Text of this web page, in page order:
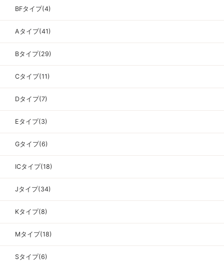
BFタイプ(4)
Aタイプ(41)
Bタイプ(29)
Cタイプ(11)
Dタイプ(7)
Eタイプ(3)
Gタイプ(6)
ICタイプ(18)
Jタイプ(34)
Kタイプ(8)
Mタイプ(18)
Sタイプ(6)